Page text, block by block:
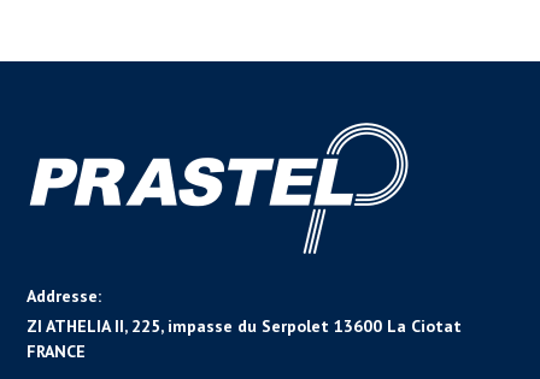
Addresse:
ZI ATHELIA II, 225, impasse du Serpolet 13600 La Ciotat
FRANCE